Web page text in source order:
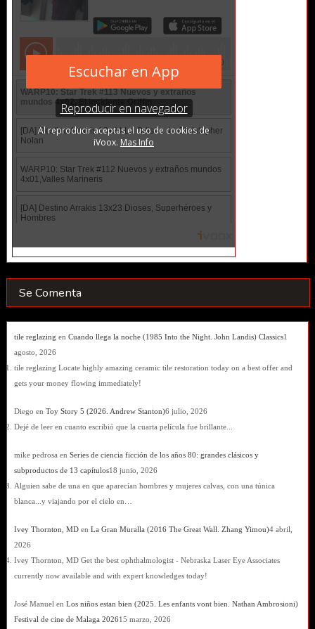
Se Comenta
tile reglazing en Cuando llega la noche (1985 Into the Night. John Landis) Classics1
agosto, 2026
tile reglazing Locate highly amazing ceramic tile restoration today on a best offer and
gets your money flowing immediately!
Diego en Toy Story 5 (2026. Andrew Stanton)6 julio, 2026
Dejé de leer en cuanto escribió que la cuarta película fue brillante...
mike pedrosa en Series de ciencia ficción de los años 80: grandes clásicos y
subproductos de 13 capítulos18 junio, 2026
Alguien sabe de una en que aparecían hombres y mujeres calvas, con una túnica
blanca...y viajando por el cielo en…
Ivey Thornton, MDen La Gran Muralla (2016 The Great Wall. Zhang Yimou)4 abril,
2026
Ivey Thornton, MD Get the best ophthalmologist - Nebraska Laser Eye Associates
currently now available and with expert knowledges today!
José Manuel en Los niños estan bien (2025. Les enfants vont bien. Nathan Ambrosioni)
Festival de cine de Malaga 202615 marzo, 2026